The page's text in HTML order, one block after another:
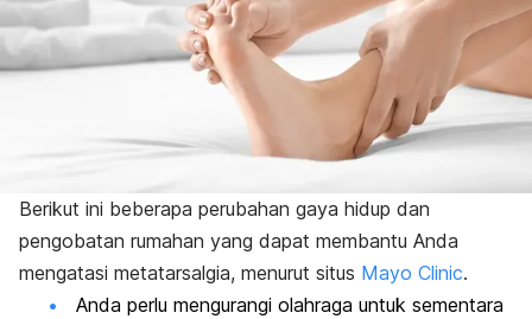
Berikut ini beberapa perubahan gaya hidup dan
pengobatan rumahan yang dapat membantu Anda
mengatasi metatarsalgia, menurut situs Mayo Clinic.
Anda perlu mengurangi olahraga untuk sementara